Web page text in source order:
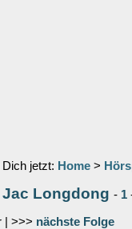
jetzt: Home >
Longdong - 1
| >>> nächste Folge